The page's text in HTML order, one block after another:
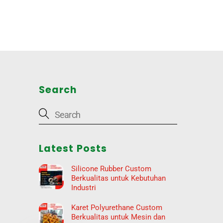
Search
Latest Posts
Silicone Rubber Custom
Berkualitas untuk Kebutuhan
Industri
Karet Polyurethane Custom
Berkualitas untuk Mesin dan